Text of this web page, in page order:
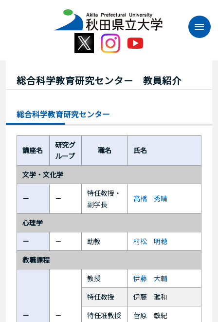
総合科学教育研究センター 教員紹介
総合科学教育研究センター
講座名
研究グ
ループ
職名 氏名
文学・文化学
－ －
特任教授・
副学長
高橋 秀晴
心理学
－
－ 助教
村松 明穂
教職課程
－ －
教授
伊藤 大輔
特任教授
伊藤 雅和
特任准教授
菅原 敏紀